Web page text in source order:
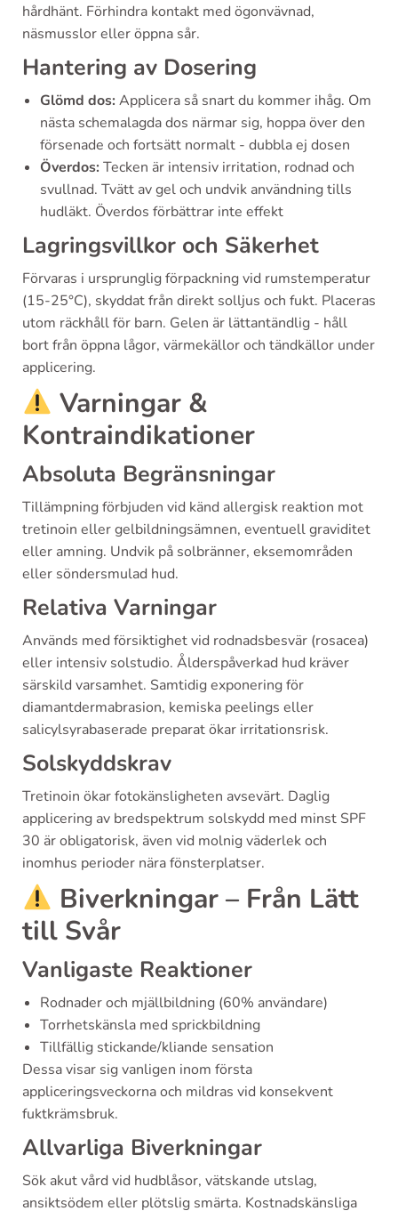
hårdhänt. Förhindra kontakt med ögonvävnad,
näsmusslor eller öppna sår.
Hantering av Dosering
Glömd dos: Applicera så snart du kommer ihåg. Om
nästa schemalagda dos närmar sig, hoppa över den
försenade och fortsätt normalt - dubbla ej dosen
Överdos: Tecken är intensiv irritation, rodnad och
svullnad. Tvätt av gel och undvik användning tills
hudläkt. Överdos förbättrar inte effekt
Lagringsvillkor och Säkerhet
Förvaras i ursprunglig förpackning vid rumstemperatur
(15-25°C), skyddat från direkt solljus och fukt. Placeras
utom räckhåll för barn. Gelen är lättantändlig - håll
bort från öppna lågor, värmekällor och tändkällor under
applicering.
Varningar &
Kontraindikationer
Absoluta Begränsningar
Tillämpning förbjuden vid känd allergisk reaktion mot
tretinoin eller gelbildningsämnen, eventuell graviditet
eller amning. Undvik på solbränner, eksemområden
eller söndersmulad hud.
Relativa Varningar
Används med försiktighet vid rodnadsbesvär (rosacea)
eller intensiv solstudio. Ålderspåverkad hud kräver
särskild varsamhet. Samtidig exponering för
diamantdermabrasion, kemiska peelings eller
salicylsyrabaserade preparat ökar irritationsrisk.
Solskyddskrav
Tretinoin ökar fotokänsligheten avsevärt. Daglig
applicering av bredspektrum solskydd med minst SPF
30 är obligatorisk, även vid molnig väderlek och
inomhus perioder nära fönsterplatser.
Biverkningar – Från Lätt
till Svår
Vanligaste Reaktioner
Rodnader och mjällbildning (60% användare)
Torrhetskänsla med sprickbildning
Tillfällig stickande/kliande sensation
Dessa visar sig vanligen inom första
appliceringsveckorna och mildras vid konsekvent
fuktkrämsbruk.
Allvarliga Biverkningar
Sök akut vård vid hudblåsor, vätskande utslag,
ansiktsödem eller plötslig smärta. Kostnadskänsliga